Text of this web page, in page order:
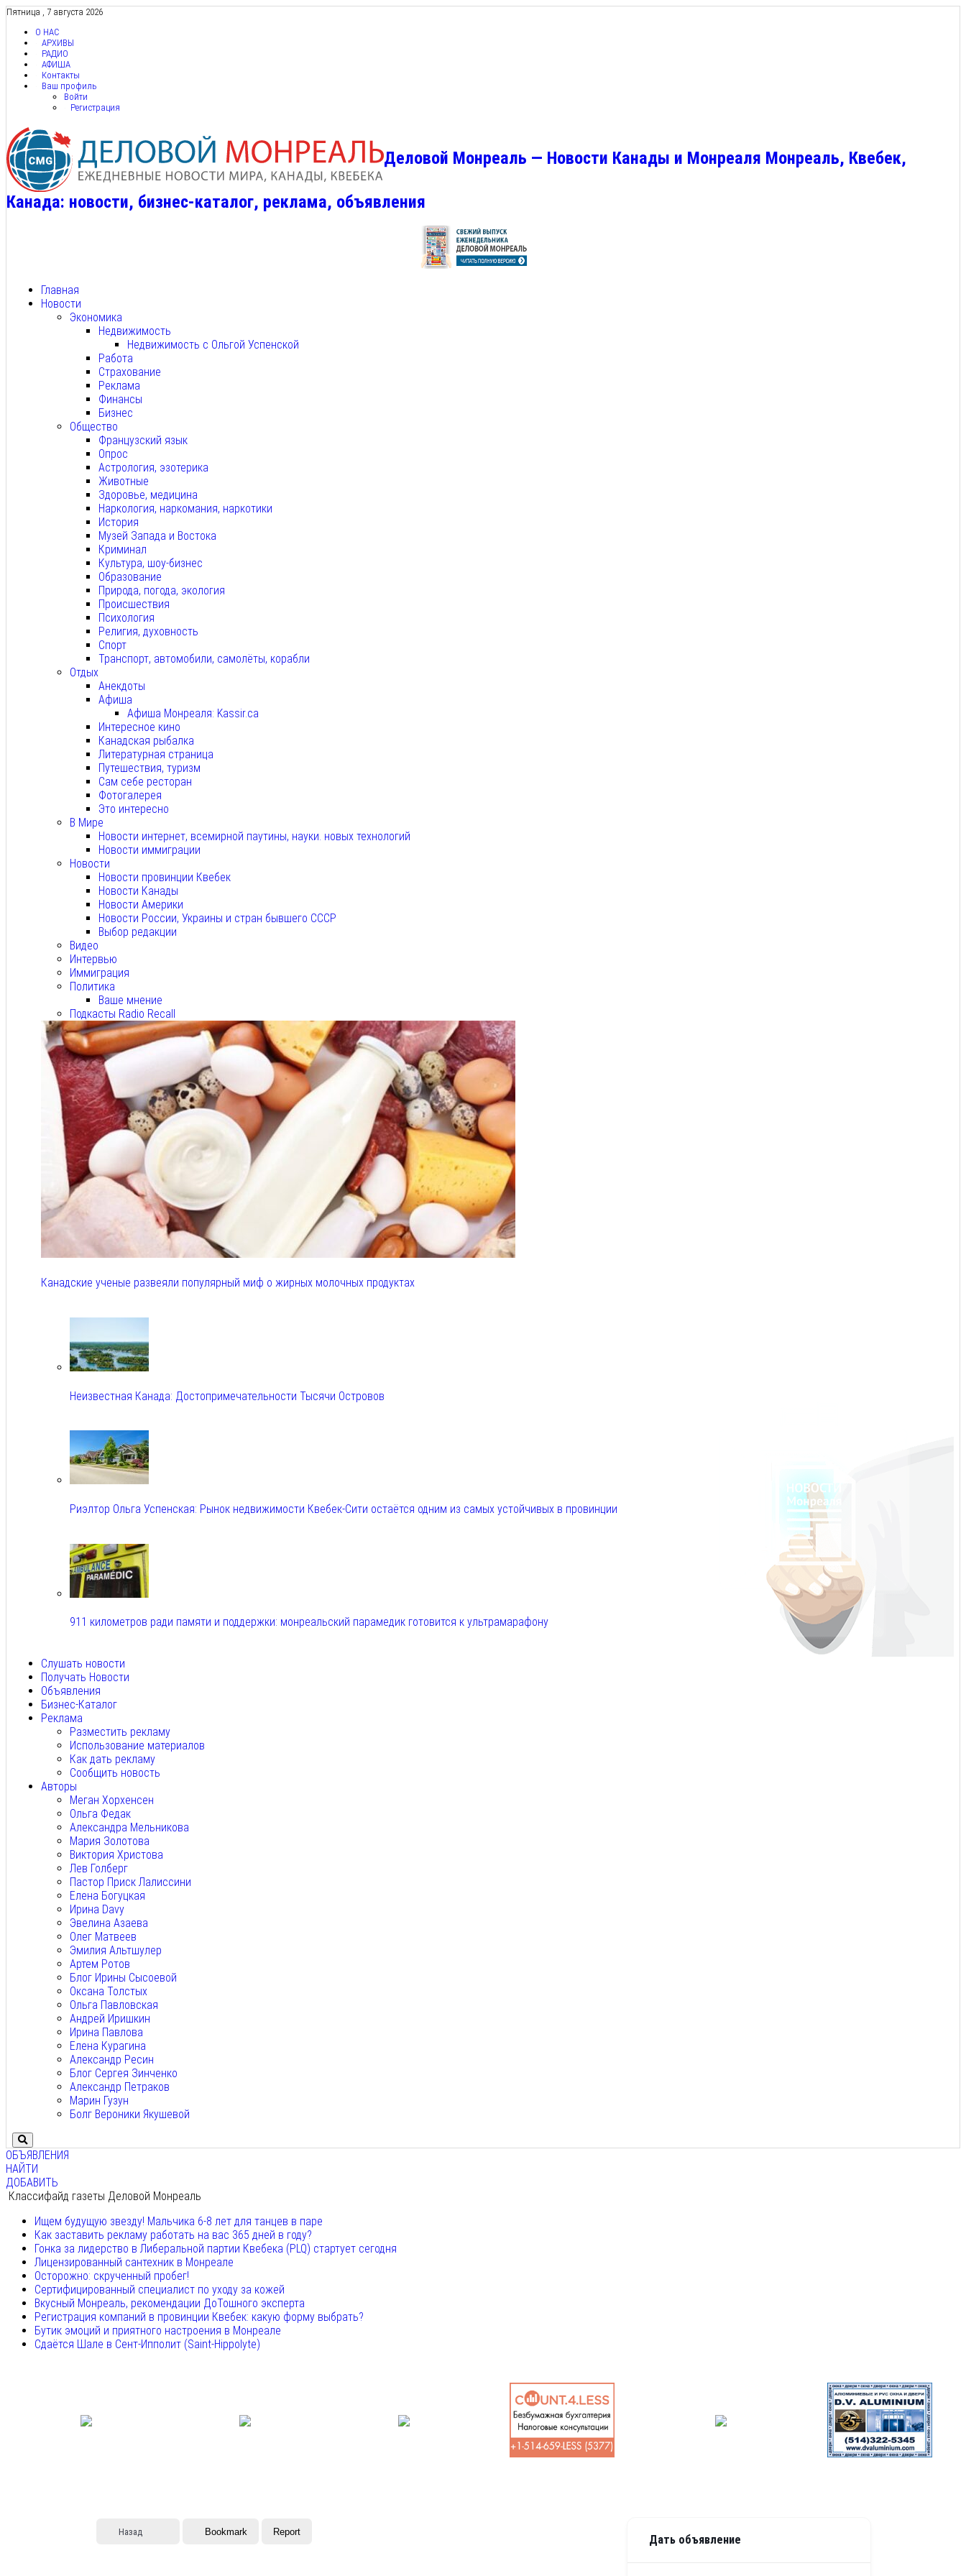
Пятница , 7 августа 2026
О НАС
АРХИВЫ
РАДИО
АФИША
Контакты
Ваш профиль
Войти
Регистрация
Деловой Монреаль — Новости Канады и Монреаля Монреаль, Квебек,
Канада: новости, бизнес-каталог, реклама, объявления
Главная
Новости
Экономика
Недвижимость
Недвижимость с Ольгой Успенской
Работа
Страхование
Реклама
Финансы
Бизнес
Общество
Французский язык
Опрос
Астрология, эзотерика
Животные
Здоровье, медицина
Наркология, наркомания, наркотики
История
Музей Запада и Востока
Криминал
Культура, шоу-бизнес
Образование
Природа, погода, экология
Происшествия
Психология
Религия, духовность
Спорт
Транспорт, автомобили, самолёты, корабли
Отдых
Анекдоты
Афиша
Афиша Монреаля: Kassir.ca
Интересное кино
Канадская рыбалка
Литературная страница
Путешествия, туризм
Сам себе ресторан
Фотогалерея
Это интересно
В Мире
Новости интернет, всемирной паутины, науки. новых технологий
Новости иммиграции
Новости
Новости провинции Квебек
Новости Канады
Новости Америки
Новости России, Украины и стран бывшего СССР
Выбор редакции
Видео
Интервью
Иммиграция
Политика
Ваше мнение
Подкасты Radio Recall
Канадские ученые развеяли популярный миф о жирных молочных продуктах
Неизвестная Канада: Достопримечательности Тысячи Островов
Риэлтор Ольга Успенская: Рынок недвижимости Квебек-Сити остаётся одним из самых устойчивых в провинции
911 километров ради памяти и поддержки: монреальский парамедик готовится к ультрамарафону
Слушать новости
Получать Новости
Объявления
Бизнес-Каталог
Реклама
Разместить рекламу
Использование материалов
Как дать рекламу
Сообщить новость
Авторы
Меган Хорхенсен
Ольга Федак
Александра Мельникова
Мария Золотова
Виктория Христова
Лев Голберг
Пастор Приск Лалиссини
Елена Богуцкая
Ирина Davy
Эвелина Азаева
Олег Матвеев
Эмилия Альтшулер
Артем Ротов
Блог Ирины Сысоевой
Оксана Толстых
Ольга Павловская
Андрей Иришкин
Ирина Павлова
Елена Курагина
Александр Ресин
Блог Сергея Зинченко
Александр Петраков
Марин Гузун
Болг Вероники Якушевой
ОБЪЯВЛЕНИЯ
НАЙТИ
ДОБАВИТЬ
Классифайд газеты Деловой Монреаль
Ищем будущую звезду! Мальчика 6-8 лет для танцев в паре
Как заставить рекламу работать на вас 365 дней в году?
Гонка за лидерство в Либеральной партии Квебека (PLQ) стартует сегодня
Лицензированный сантехник в Монреале
Осторожно: скрученный пробег!
Сертифицированный специалист по уходу за кожей
Вкусный Монреаль, рекомендации ДоТошного эксперта
Регистрация компаний в провинции Квебек: какую форму выбрать?
Бутик эмоций и приятного настроения в Монреале
Сдаётся Шале в Сент-Ипполит (Saint-Hippolyte)
Назад Bookmark Report
Дать объявление